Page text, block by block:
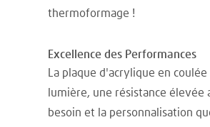
thermoformage !
Excellence des Performances
La plaque d'acrylique en
lumière, une résistance élevée
besoin et la personnalisation